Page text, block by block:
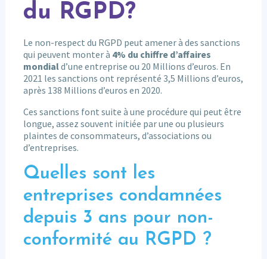
du RGPD?
Le non-respect du RGPD peut amener à des sanctions
qui peuvent monter à 4% du chiffre d’affaires
mondiald’une entreprise ou 20 Millions d’euros. En
2021 les sanctions ont représenté 3,5 Millions d’euros,
après 138 Millions d’euros en 2020.
Ces sanctions font suite à une procédure qui peut être
longue, assez souvent initiée par une ou plusieurs
plaintes de consommateurs, d’associations ou
d’entreprises.
Quelles sont les
entreprises condamnées
depuis 3 ans pour non-
conformité au RGPD ?